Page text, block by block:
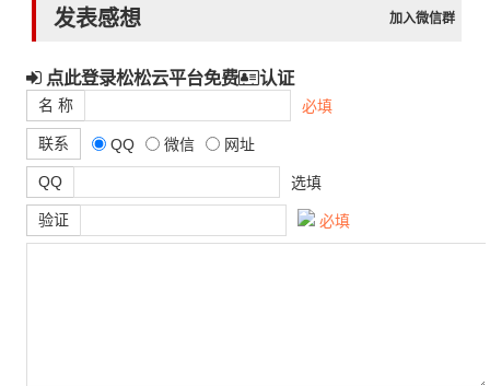
发表感想 加入微信群
点此登录松松云平台免费 认证
名 称 必填
联系 QQ 微信 网址
QQ 选填
验证 必填